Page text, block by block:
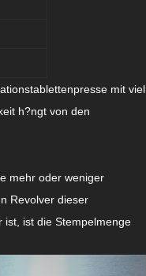
mit viel
h?ngt von den
mehr oder weniger
Revolver dieser
ist, ist die Stempelmenge